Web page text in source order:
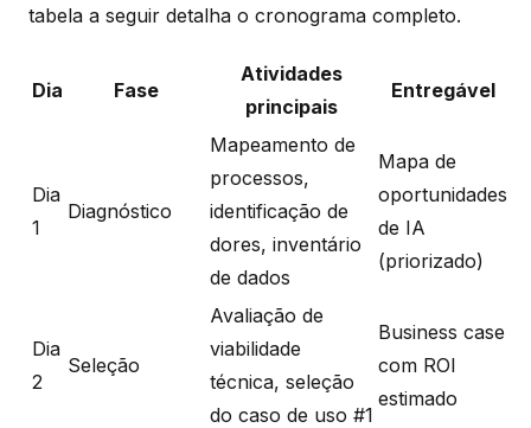
tabela a seguir detalha o cronograma completo.
Dia Fase
Atividades
principais
Entregável
Dia
1
Diagnóstico
Mapeamento de
processos,
identificação de
dores, inventário
de dados
Mapa de
oportunidades
de IA
(priorizado)
Dia
2
Seleção
Avaliação de
viabilidade
técnica, seleção
do caso de uso #1
Business case
com ROI
estimado